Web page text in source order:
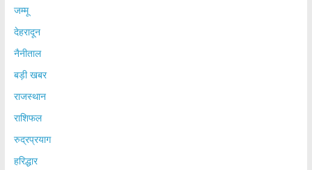
जम्मू
देहरादून
नैनीताल
बड़ी खबर
राजस्थान
राशिफल
रुद्रप्रयाग
हरिद्धार